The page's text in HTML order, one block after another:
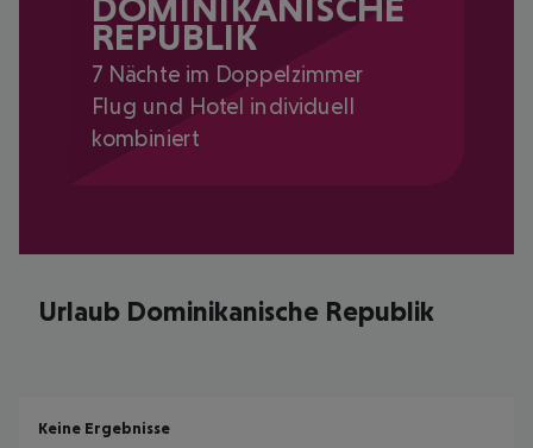
DOMINIKANISCHE
REPUBLIK
7 Nächte im Doppelzimmer
Flug und Hotel individuell
kombiniert
Urlaub Dominikanische Republik
Keine Ergebnisse